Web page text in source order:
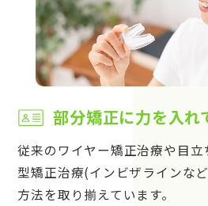
部分矯正に力を入れ
従来のワイヤー矯正治療や目立
型矯正治療(インビザラインな
方法を取り揃えています。